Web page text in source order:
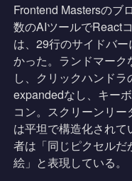
Frontend Mastersのブ
数のAIツールでReact
は、29行のサイドバ
かった。ランドマー
し、クリックハンド
expandedなし、キー
コン。スクリーンリ
は平坦で構造化され
者は「同じピクセル
絵」と表現している。